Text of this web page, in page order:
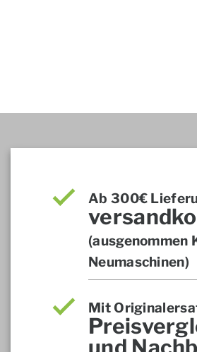
Ab 300€
(ausgenommen
Neumaschinen)
Mit